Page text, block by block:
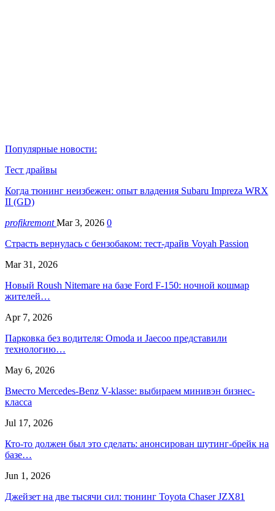
Популярные новости:
Тест драйвы
Когда тюнинг неизбежен: опыт владения Subaru Impreza WRX
II (GD)
profikremontMar 3, 2026 0
Страсть вернулась с бензобаком: тест-драйв Voyah Passion
Mar 31, 2026
Новый Roush Nitemare на базе Ford F-150: ночной кошмар
жителей…
Apr 7, 2026
Парковка без водителя: Omoda и Jaecoo представили
технологию…
May 6, 2026
Вместо Mercedes-Benz V-klasse: выбираем минивэн бизнес-
класса
Jul 17, 2026
Кто-то должен был это сделать: анонсирован шутинг-брейк на
базе…
Jun 1, 2026
Джейзет на две тысячи сил: тюнинг Toyota Chaser JZX81